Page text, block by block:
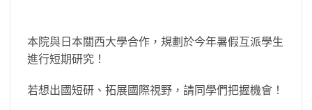
本院與日本關西大學合作，規劃於今年暑假互派學生
進行短期研究！
若想出國短研、拓展國際視野，請同學們把握機會！